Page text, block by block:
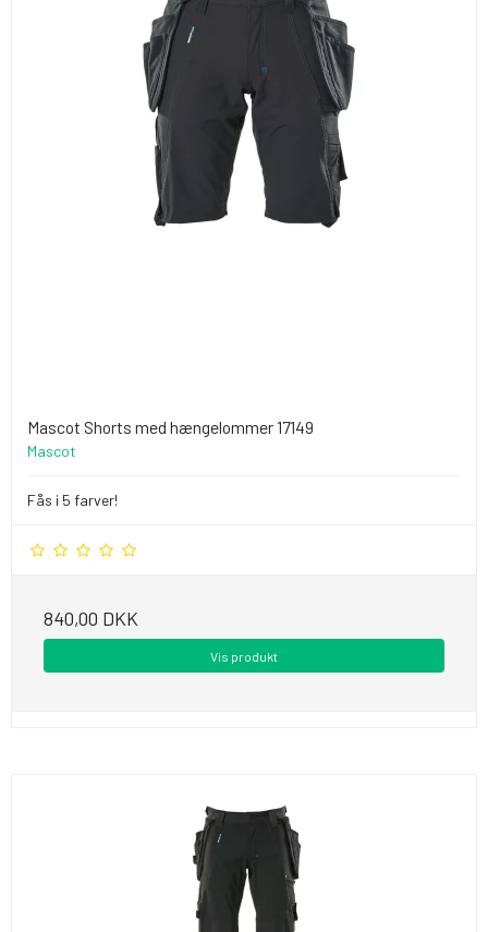
Mascot Shorts med hængelommer 17149
Mascot
Fås i 5 farver!
840,00 DKK
Vis produkt